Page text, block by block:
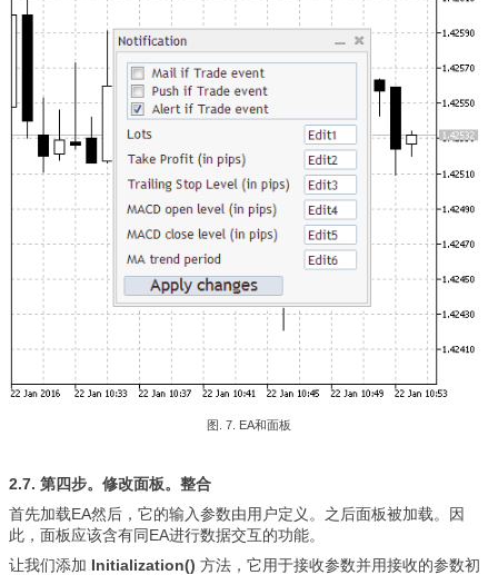
图. 7. EA和面板
2.7. 第四步。 修改面板。整合
首先加载EA然后，它的输入参数由用户定义。之后面板被加载。因
此，面板应该含有同EA进行数据交互的功能。
让我们添加 Initialization() 方法，它用于接收参数并用接收的参数初